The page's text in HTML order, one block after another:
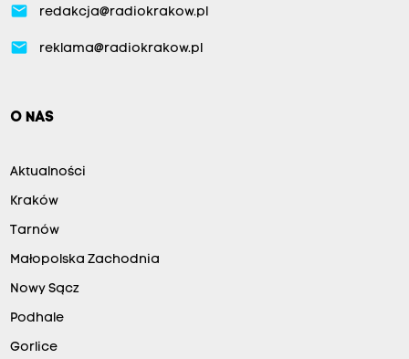
email redakcja@radiokrakow.pl
email reklama@radiokrakow.pl
O NAS
Aktualności
Kraków
Tarnów
Małopolska Zachodnia
Nowy Sącz
Podhale
Gorlice